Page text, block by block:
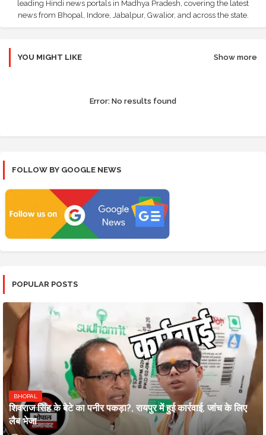
leading Hindi news portals in Madhya Pradesh, covering the latest
news from Bhopal, Indore, Jabalpur, Gwalior, and across the state.
YOU MIGHT LIKE Show more
Error: No results found
FOLLOW BY GOOGLE NEWS
POPULAR POSTS
BHOPAL
शिवराज सिंह के बेटे का पनीर पकड़ा?, रायपुर में हुई कार्रवाई, जांच के लिए
लैब भेजा